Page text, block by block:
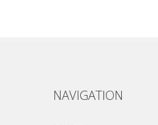
NAVIGATION